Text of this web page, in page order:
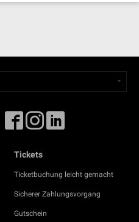
Tickets
Ticketbuchung leicht gemacht
Sicherer Zahlungsvorgang
Gutschein